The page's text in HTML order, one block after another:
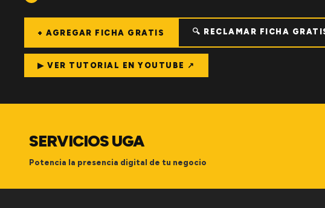
+ AGREGAR FICHA GRATIS 🔍 RECLAMAR FICHA
▶ VER TUTORIAL EN YOUTUBE ↗
SERVICIOS UGA
Potencia la presencia digital de tu negocio